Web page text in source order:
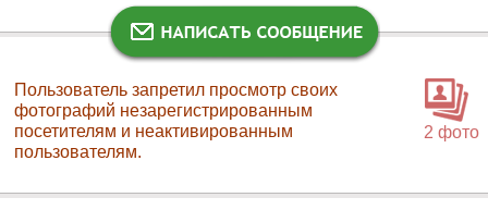
2 фото
Пользователь запретил просмотр своих
фотографий незарегистрированным
посетителям и неактивированным
пользователям.